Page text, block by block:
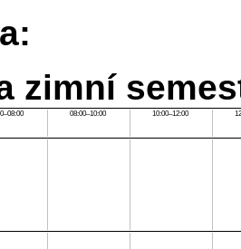
zimní
08:00–10:00 10:00–12:00